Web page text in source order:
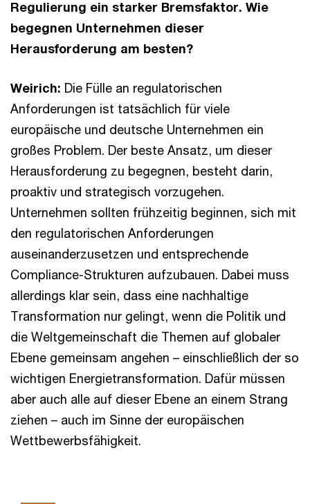
Regulierung ein starker Bremsfaktor. Wie
begegnen Unternehmen dieser
Herausforderung am besten?
Weirich: Die Fülle an regulatorischen
Anforderungen ist tatsächlich für viele
europäische und deutsche Unternehmen ein
großes Problem. Der beste Ansatz, um dieser
Herausforderung zu begegnen, besteht darin,
proaktiv und strategisch vorzugehen.
Unternehmen sollten frühzeitig beginnen, sich mit
den regulatorischen Anforderungen
auseinanderzusetzen und entsprechende
Compliance-Strukturen aufzubauen. Dabei muss
allerdings klar sein, dass eine nachhaltige
Transformation nur gelingt, wenn die Politik und
die Weltgemeinschaft die Themen auf globaler
Ebene gemeinsam angehen – einschließlich der so
wichtigen Energietransformation. Dafür müssen
aber auch alle auf dieser Ebene an einem Strang
ziehen – auch im Sinne der europäischen
Wettbewerbsfähigkeit.